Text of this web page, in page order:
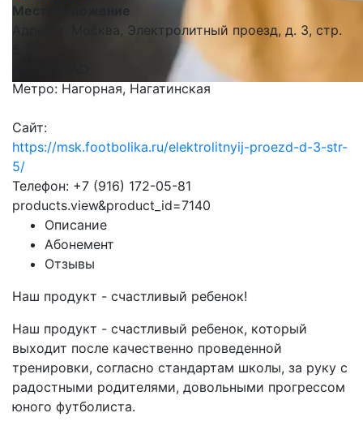
Местоположение
Адрес: г. Москва, Электролитный проезд, д. 3, стр.
Метро: Нагорная, Нагатинская
Сайт:
https://msk.footbolika.ru/elektrolitnyij-proezd-d-3-str-
5/
Телефон: +7 (916) 172-05-81
products.view&product_id=7140
Описание
Абонемент
Отзывы
Наш продукт - счастливый ребенок!
Наш продукт - счастливый ребенок, который
выходит после качественно проведенной
тренировки, согласно стандартам школы, за руку с
радостными родителями, довольными прогрессом
юного футболиста.